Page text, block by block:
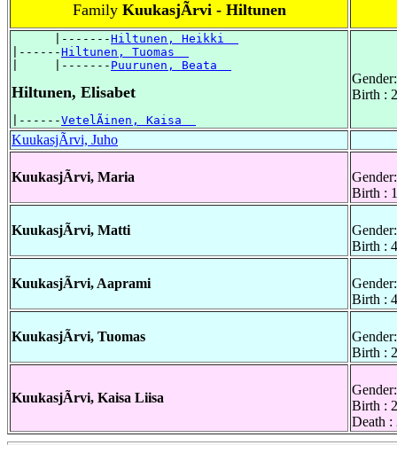
Family KuukasjÃrvi - Hiltunen
      |-------
Hiltunen, Heikki
|------Hiltunen, Tuomas
|     |------- Puurunen, Beata
Hiltunen, Elisabet
|------VetelÃinen, Kaisa
Birth :
KuukasjÃrvi, Juho
KuukasjÃrvi, Maria
Birth :
KuukasjÃrvi, Matti
Birth :
KuukasjÃrvi, Aaprami
Birth :
KuukasjÃrvi, Tuomas
Birth :
KuukasjÃrvi, Kaisa Liisa
Birth :
Death :